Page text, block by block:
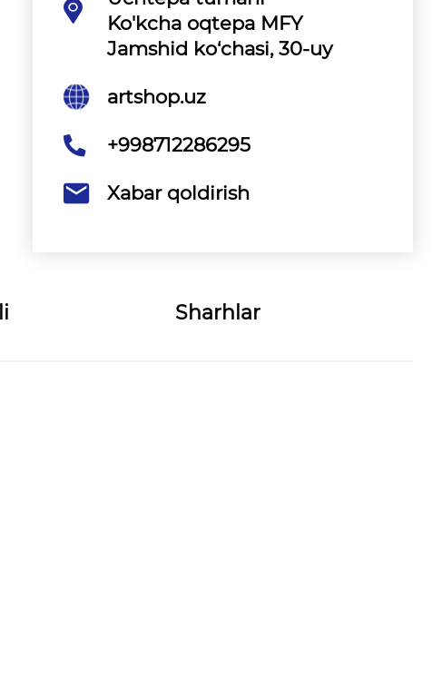
Ko'kcha oqtepa MFY
Jamshid ko‘chasi, 30-uy
artshop.uz
+998712286295
Xabar qoldirish
Sharhlar